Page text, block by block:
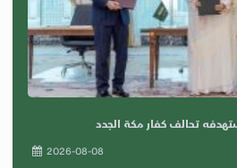
تحالف كفار مكة الجدد
2026-08-08